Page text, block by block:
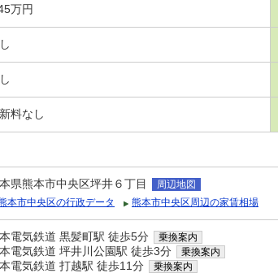
万円
料なし
県熊本市中央区坪井６丁目
周辺地図
本市中央区の行政データ
熊本市中央区周辺の家賃相場
電気鉄道 黒髪町駅 徒歩5分 乗換案内
電気鉄道 坪井川公園駅 徒歩3分 乗換案内
電気鉄道 打越駅 徒歩11分 乗換案内